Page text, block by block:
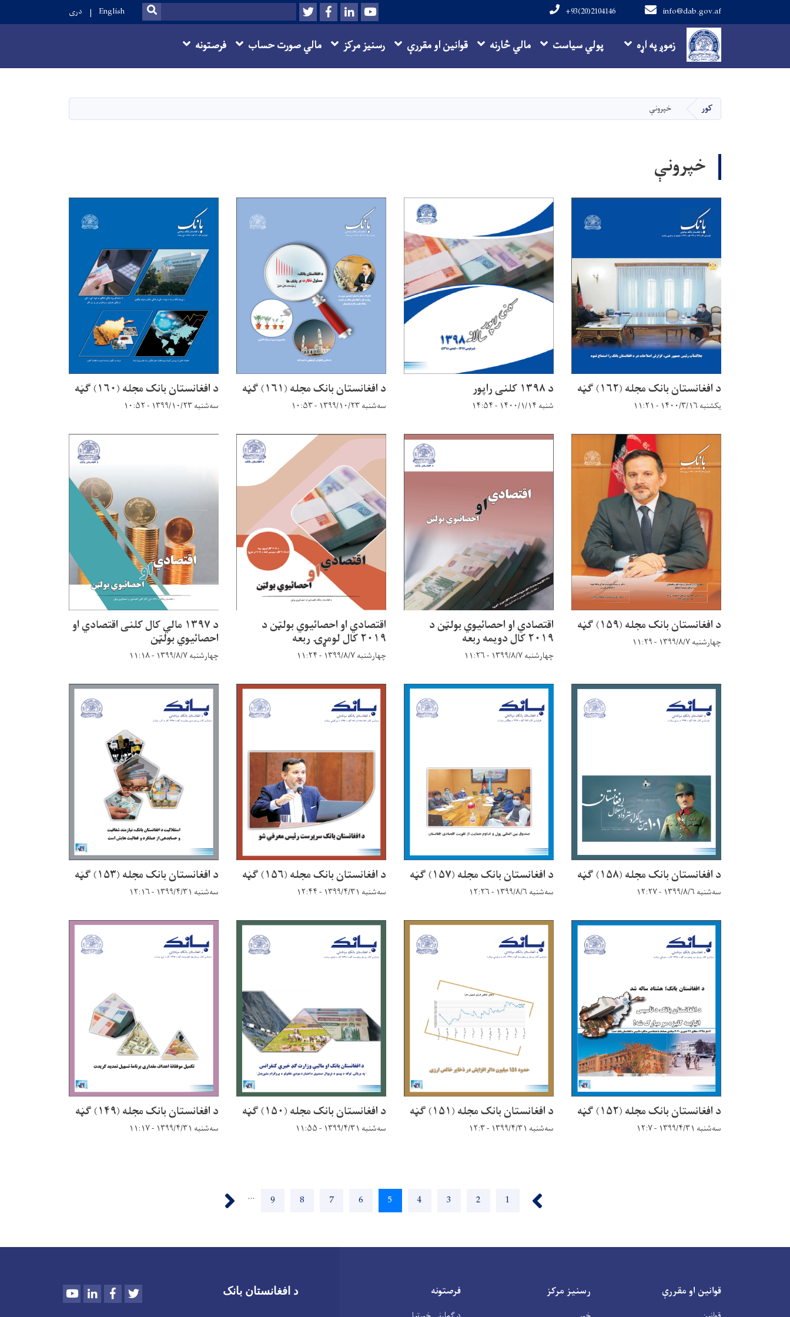
info@dab.gov.af
+93(20)2104146
Youtube
LinkedIn
Facebook
Twitter
Search
SEARCH
English دری
Main navigation
زموږ په اړه پولي سیاست مالي څارنه قوانین او مقررې رسنیز مرکز مالي صورت حساب فرصتونه
کور خپرونې
خپرونې
د افغانستان بانک مجله (۱۶۲) ګڼه
یکشنبه ۱۴۰۰/۳/۱۶ - ۱۱:۲۱
د ۱۳۹۸ کلنی راپور
شنبه ۱۴۰۰/۱/۱۴ - ۱۴:۵۴
د افغانستان بانک مجله (۱۶۱) ګڼه
سه‌شنبه ۱۳۹۹/۱۰/۲۳ - ۱۰:۵۳
د افغانستان بانک مجله (۱۶۰) ګڼه
سه‌شنبه ۱۳۹۹/۱۰/۲۳ - ۱۰:۵۲
د افغانستان بانک مجله (۱۵۹) ګڼه
چهارشنبه ۱۳۹۹/۸/۷ - ۱۱:۲۹
اقتصادي او احصائیوي بولټن د
۲۰۱۹ کال دویمه ربعه
چهارشنبه ۱۳۹۹/۸/۷ - ۱۱:۲۶
اقتصادي او احصائیوي بولټن د
۲۰۱۹ کال لومړۍ ربعه
چهارشنبه ۱۳۹۹/۸/۷ - ۱۱:۲۴
د ۱۳۹۷ مالي کال کلنی اقتصادي او
احصائیوي بولټن
چهارشنبه ۱۳۹۹/۸/۷ - ۱۱:۱۸
د افغانستان بانک مجله (۱۵۸) ګڼه
سه‌شنبه ۱۳۹۹/۸/۶ - ۱۲:۲۷
د افغانستان بانک مجله (۱۵۷) ګڼه
سه‌شنبه ۱۳۹۹/۸/۶ - ۱۲:۲۶
د افغانستان بانک مجله (۱۵۶) ګڼه
سه‌شنبه ۱۳۹۹/۴/۳۱ - ۱۲:۴۴
د افغانستان بانک مجله (۱۵۳) ګڼه
سه‌شنبه ۱۳۹۹/۴/۳۱ - ۱۲:۱۶
د افغانستان بانک مجله (۱۵۲) ګڼه
سه‌شنبه ۱۳۹۹/۴/۳۱ - ۱۲:۷
د افغانستان بانک مجله (۱۵۱) ګڼه
سه‌شنبه ۱۳۹۹/۴/۳۱ - ۱۲:۳
د افغانستان بانک مجله (۱۵۰) ګڼه
سه‌شنبه ۱۳۹۹/۴/۳۱ - ۱۱:۵۵
د افغانستان بانک مجله (۱۴۹) ګڼه
سه‌شنبه ۱۳۹۹/۴/۳۱ - ۱۱:۱۷
Page
1
Page
2
Page
3
Page
4
اوسنی
5
Page
6
Page
7
Page
8
Page
9
…
قوانین او مقررې رسنیز مرکز فرصتونه د افغانستان بانک YoutubeLinkedInFacebook